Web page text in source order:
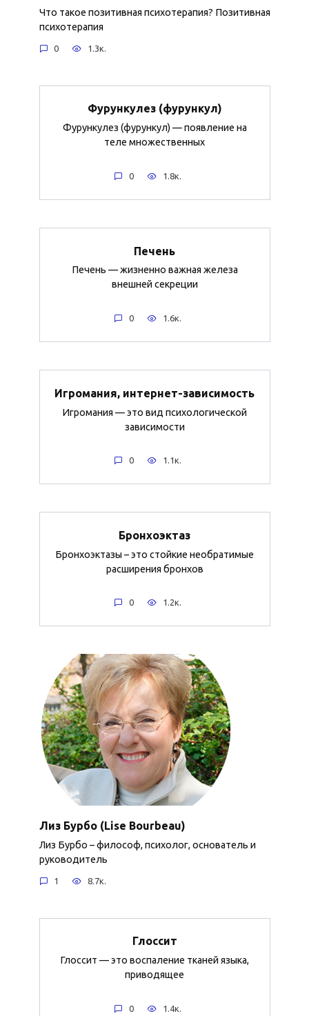
Что такое позитивная психотерапия? Позитивная
психотерапия
0 1.3к.
Фурункулез (фурункул)
Фурункулез (фурункул) — появление на
теле множественных
0 1.8к.
Печень
Печень — жизненно важная железа
внешней секреции
0 1.6к.
Игромания, интернет-зависимость
Игромания — это вид психологической
зависимости
0 1.1к.
Бронхоэктаз
Бронхоэктазы – это стойкие необратимые
расширения бронхов
0 1.2к.
Лиз Бурбо (Lise Bourbeau)
Лиз Бурбо – философ, психолог, основатель и
руководитель
1 8.7к.
Глоссит
Глоссит — это воспаление тканей языка,
приводящее
0 1.4к.